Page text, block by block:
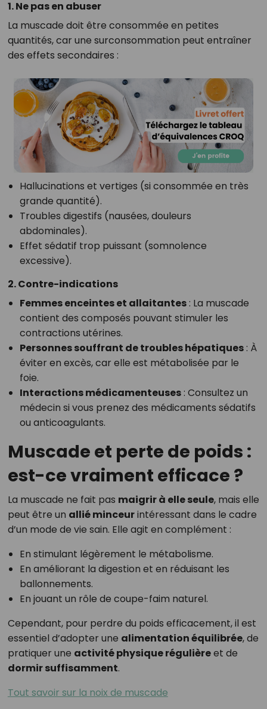
1. Ne pas en abuser
La muscade doit être consommée en petites
quantités, car une surconsommation peut entraîner
des effets secondaires :
Hallucinations et vertiges (si consommée en très
grande quantité).
Troubles digestifs (nausées, douleurs
abdominales).
Effet sédatif trop puissant (somnolence
excessive).
2. Contre-indications
Femmes enceintes et allaitantes: La muscade
contient des composés pouvant stimuler les
contractions utérines.
Personnes souffrant de troubles hépatiques: À
éviter en excès, car elle est métabolisée par le
foie.
Interactions médicamenteuses: Consultez un
médecin si vous prenez des médicaments sédatifs
ou anticoagulants.
Muscade et perte de poids :
est-ce vraiment efficace ?
La muscade ne fait pas maigrir à elle seule, mais elle
peut être un allié minceurintéressant dans le cadre
d’un mode de vie sain. Elle agit en complément :
En stimulant légèrement le métabolisme.
En améliorant la digestion et en réduisant les
ballonnements.
En jouant un rôle de coupe-faim naturel.
Cependant, pour perdre du poids efficacement, il est
essentiel d’adopter une alimentation équilibrée, de
pratiquer une activité physique régulièreet de
dormir suffisamment.
Tout savoir sur la noix de muscade